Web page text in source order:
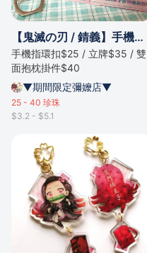
【鬼滅の刃 / 錆義】手機指環扣 / 立牌 / 雙面抱枕掛件
手機指環扣$25 / 立牌$35 / 雙
面抱枕掛件$40
▼期間限定彌嬤店▼
25 - 40 珍珠
$3.2 - $5.1